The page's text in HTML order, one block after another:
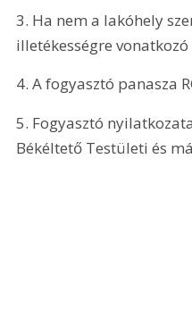
3. Ha nem a lakóhely
illetékességre
4. A fogyasztó panasza
5. Fogyasztó
Békéltető Testületi és